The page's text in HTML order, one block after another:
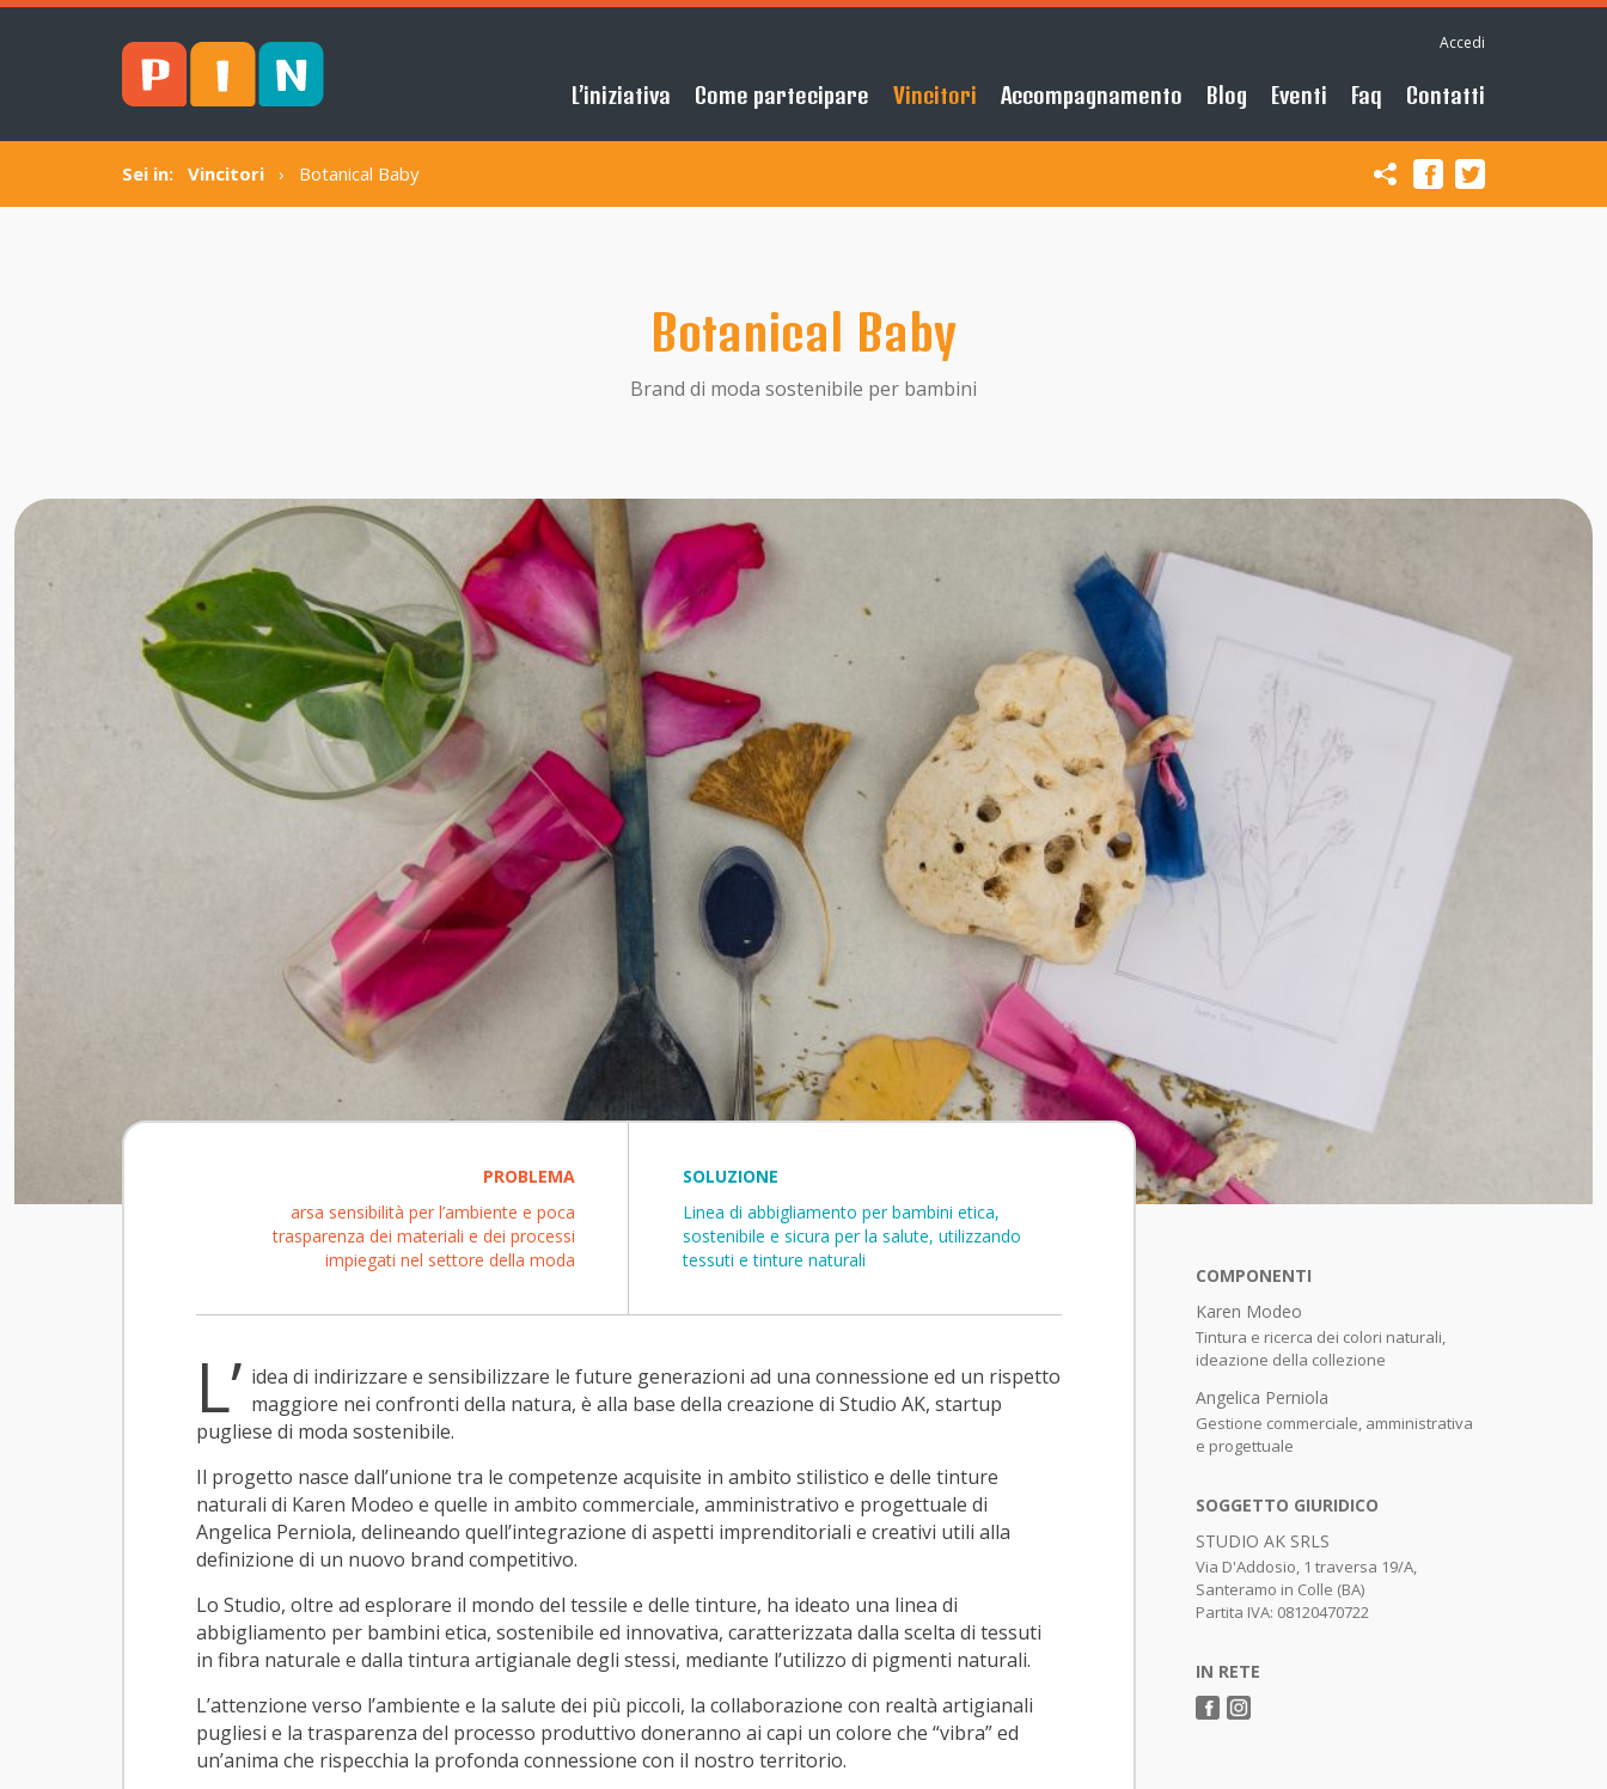
Accedi
L’iniziativa Come partecipare Vincitori Accompagnamento Blog Eventi Faq Contatti
Sei in: Vincitori › Botanical Baby
Botanical Baby
Brand di moda sostenibile per bambini
PROBLEMA
arsa sensibilità per l’ambiente e poca
trasparenza dei materiali e dei processi
impiegati nel settore della moda
SOLUZIONE
Linea di abbigliamento per bambini etica,
sostenibile e sicura per la salute, utilizzando
tessuti e tinture naturali
L’ idea di indirizzare e sensibilizzare le future generazioni ad una connessione ed un rispetto
maggiore nei confronti della natura, è alla base della creazione di Studio AK, startup
pugliese di moda sostenibile.
Il progetto nasce dall’unione tra le competenze acquisite in ambito stilistico e delle tinture
naturali di Karen Modeo e quelle in ambito commerciale, amministrativo e progettuale di
Angelica Perniola, delineando quell’integrazione di aspetti imprenditoriali e creativi utili alla
definizione di un nuovo brand competitivo.
Lo Studio, oltre ad esplorare il mondo del tessile e delle tinture, ha ideato una linea di
abbigliamento per bambini etica, sostenibile ed innovativa, caratterizzata dalla scelta di tessuti
in fibra naturale e dalla tintura artigianale degli stessi, mediante l’utilizzo di pigmenti naturali.
L’attenzione verso l’ambiente e la salute dei più piccoli, la collaborazione con realtà artigianali
pugliesi e la trasparenza del processo produttivo doneranno ai capi un colore che “vibra” ed
un’anima che rispecchia la profonda connessione con il nostro territorio.
COMPONENTI
Karen Modeo
Tintura e ricerca dei colori naturali,
ideazione della collezione
Angelica Perniola
Gestione commerciale, amministrativa
e progettuale
SOGGETTO GIURIDICO
STUDIO AK SRLS
Via D'Addosio, 1 traversa 19/A,
Santeramo in Colle (BA)
Partita IVA: 08120470722
IN RETE